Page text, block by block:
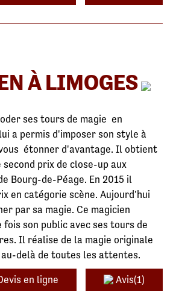
À LIMOGES
ses tours de magie en
a permis d'imposer son style à
étonner d'avantage. Il obtient
prix de close-up aux
Bourg-de-Péage. En 2015 il
en catégorie scène. Aujourd'hui
par sa magie. Ce magicien
fois son public avec ses tours de
Il réalise de la magie originale
delà de toutes les attentes.
en ligne Avis(1)